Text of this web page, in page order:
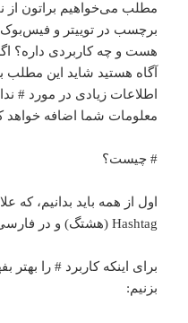
مطلب می‌خواهیم براتون از
برچسب در توییتر و
هست و چه کاربردی داره؟
آگاه هستید شاید این مطلب
اطلاعات زیادی در مورد #
معلومات شما اضافه خواهد
# چیست؟
اول از همه باید بدانیم، که
Hashtag (هشتگ) و در فارسی به آن «برچسب» می‌گویند.
برای اینکه کاربرد # را بهتر
بزنیم: